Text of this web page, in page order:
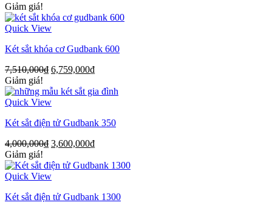
Giảm giá!
Quick View
Két sắt khóa cơ Gudbank 600
7,510,000₫ 6,759,000₫
Giảm giá!
Quick View
Két sắt điện tử Gudbank 350
4,000,000₫ 3,600,000₫
Giảm giá!
Quick View
Két sắt điện tử Gudbank 1300